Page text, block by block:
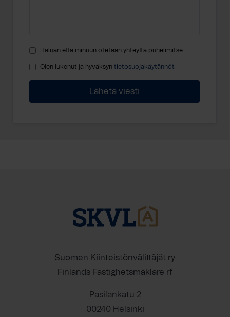
Haluan että minuun otetaan yhteyttä puhelimitse
Olen lukenut ja hyväksyn tietosuojakäytännöt
Suomen Kiinteistönvälittäjät ry
Finlands Fastighetsmäklare rf
Pasilankatu 2
00240 Helsinki